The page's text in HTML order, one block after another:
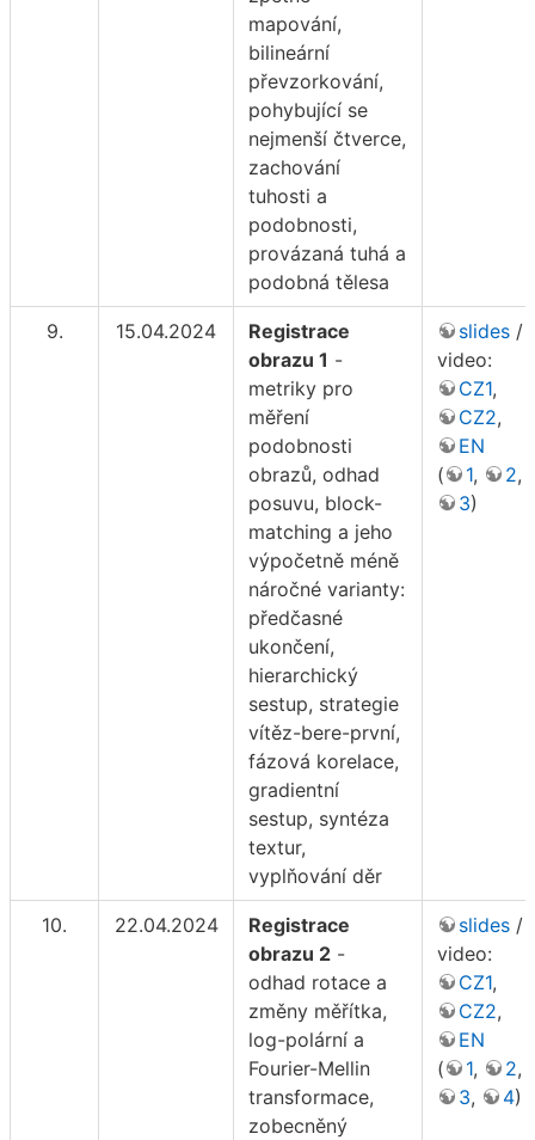
mapování,
bilineární
převzorkování,
pohybující se
nejmenší čtverce,
zachování
tuhosti a
podobnosti,
provázaná tuhá a
podobná tělesa
9. 15.04.2024
Registrace
obrazu 1 -
metriky pro
měření
podobnosti
obrazů, odhad
posuvu, block-
matching a jeho
výpočetně méně
náročné varianty:
předčasné
ukončení,
hierarchický
sestup, strategie
vítěz-bere-první,
fázová korelace,
gradientní
sestup, syntéza
textur,
vyplňování děr
slides /
video:
CZ1,
CZ2,
EN
(
1, 2,
3)
10. 22.04.2024
Registrace
obrazu 2 -
odhad rotace a
změny měřítka,
log-polární a
Fourier-Mellin
transformace,
zobecněný
slides /
video:
CZ1,
CZ2,
EN
(
1, 2,
3, 4)